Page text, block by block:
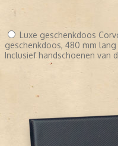
Luxe geschenkdoos
geschenkdoos, 480 mm
Inclusief handschoenen van